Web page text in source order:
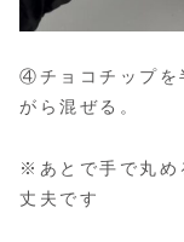
④チョコチップを
がら混ぜる。
※あとで手で丸め
丈夫です